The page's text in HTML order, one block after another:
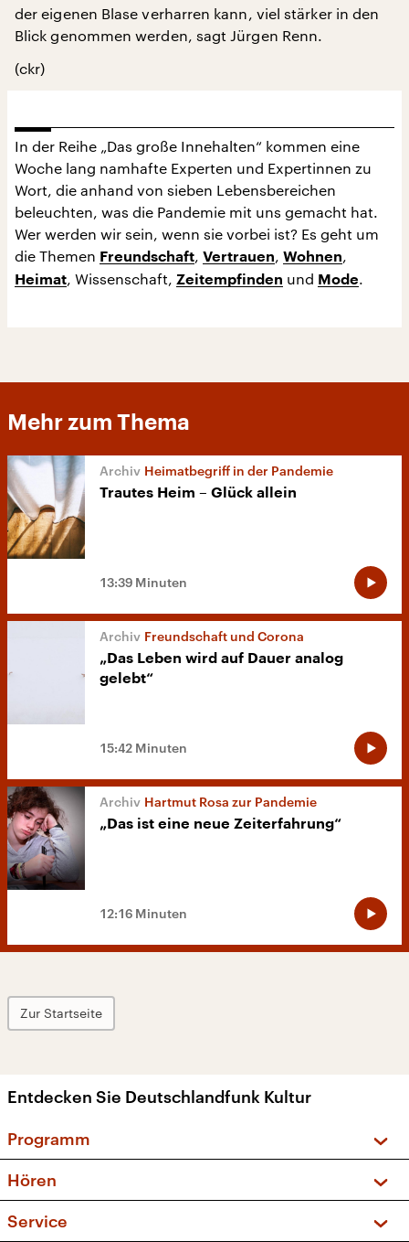
der eigenen Blase verharren kann, viel stärker in den
Blick genommen werden, sagt Jürgen Renn.
(ckr)
In der Reihe „Das große Innehalten“ kommen eine
Woche lang namhafte Experten und Expertinnen zu
Wort, die anhand von sieben Lebensbereichen
beleuchten, was die Pandemie mit uns gemacht hat.
Wer werden wir sein, wenn sie vorbei ist? Es geht um
die Themen Freundschaft, Vertrauen, Wohnen,
Heimat, Wissenschaft, Zeitempfinden und Mode.
Mehr zum Thema
Heimatbegriff in der Pandemie
Trautes Heim – Glück allein
13:39 Minuten
Freundschaft und Corona
„Das Leben wird auf Dauer analog
gelebt“
15:42 Minuten
Hartmut Rosa zur Pandemie
„Das ist eine neue Zeiterfahrung“
12:16 Minuten
Zur Startseite
Entdecken Sie Deutschlandfunk Kultur
Programm
Sendungen und Podcasts
Musikliste
Hören
Service